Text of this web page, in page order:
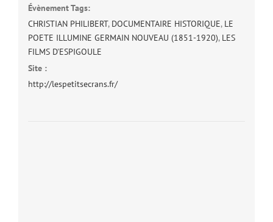
Évènement Tags:
CHRISTIAN PHILIBERT, DOCUMENTAIRE HISTORIQUE, LE
POETE ILLUMINE GERMAIN NOUVEAU (1851-1920), LES
FILMS D'ESPIGOULE
Site :
http://lespetitsecrans.fr/